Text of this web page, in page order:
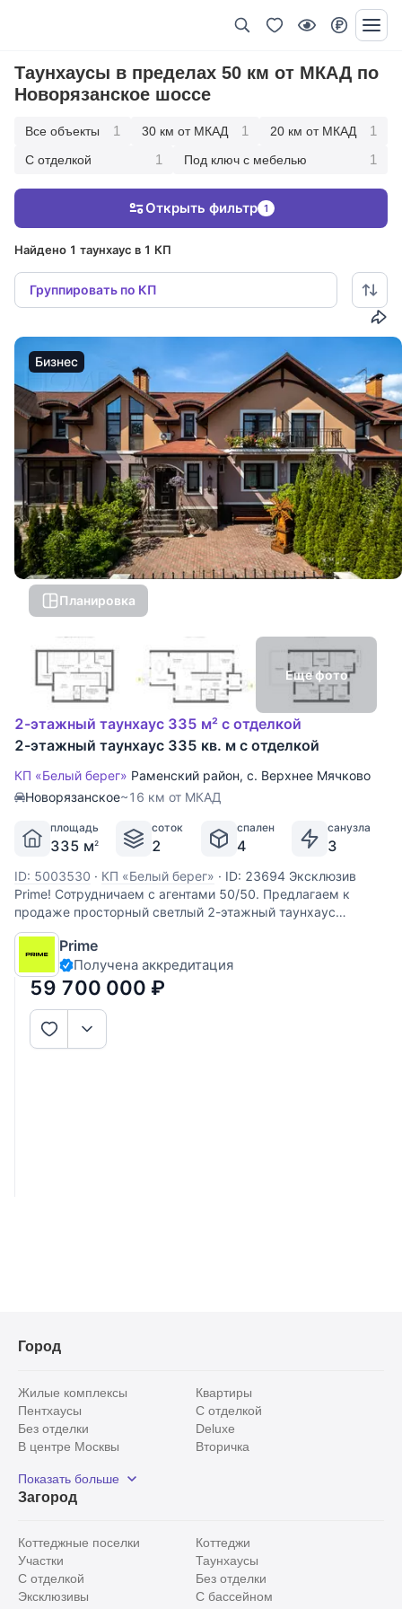
Таунхаусы в пределах 50 км от МКАД по
Новорязанское шоссе
Все объекты 1 30 км от МКАД 1 20 км от МКАД 1
С отделкой 1 Под ключ с мебелью 1
Найдено 1 таунхаус в 1 КП
Группировать по КП
Открыть фильтр 1
Бизнес
Планировка
Еще фото
2-этажный таунхаус 335 м² с отделкой
2-этажный таунхаус 335 кв. м с отделкой
КП «Белый берег» Раменский район, с. Верхнее Мячково
Новорязанское~16 км от МКАД
площадь
335 м2
соток
2
спален
4
санузла
3
ID: 5003530 · КП «Белый берег» · ID: 23694 Эксклюзив
Prime! Сотрудничаем с агентами 50/50. Предлагаем к
продаже просторный светлый 2-этажный таунхаус
площадью 335 м2 на земельном участке 2,15 соток,
расположенном на берегу пруда в КП бизнес-класса
"Белый берег" в Раменском районе в
Prime
Получена аккредитация
59 700 000 ₽
Город
Жилые комплексы
Квартиры
Пентхаусы
С отделкой
Без отделки
Deluxe
В центре Москвы
Вторичка
Рядом с парком
С панорамными окнами
Показать больше
Загород
Коттеджные поселки
Коттеджи
Участки
Таунхаусы
С отделкой
Без отделки
Эксклюзивы
С бассейном